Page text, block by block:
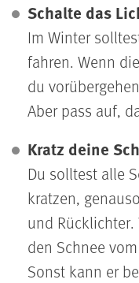
Schalte das
Im Winter
fahren. Wenn
du
Aber pass auf,
Kratz deine
Du solltest alle
kratzen,
und
den Schnee
Sonst kann er